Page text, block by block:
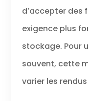
d’accepter des
exigence plus
stockage. Pour
souvent, cette
varier les